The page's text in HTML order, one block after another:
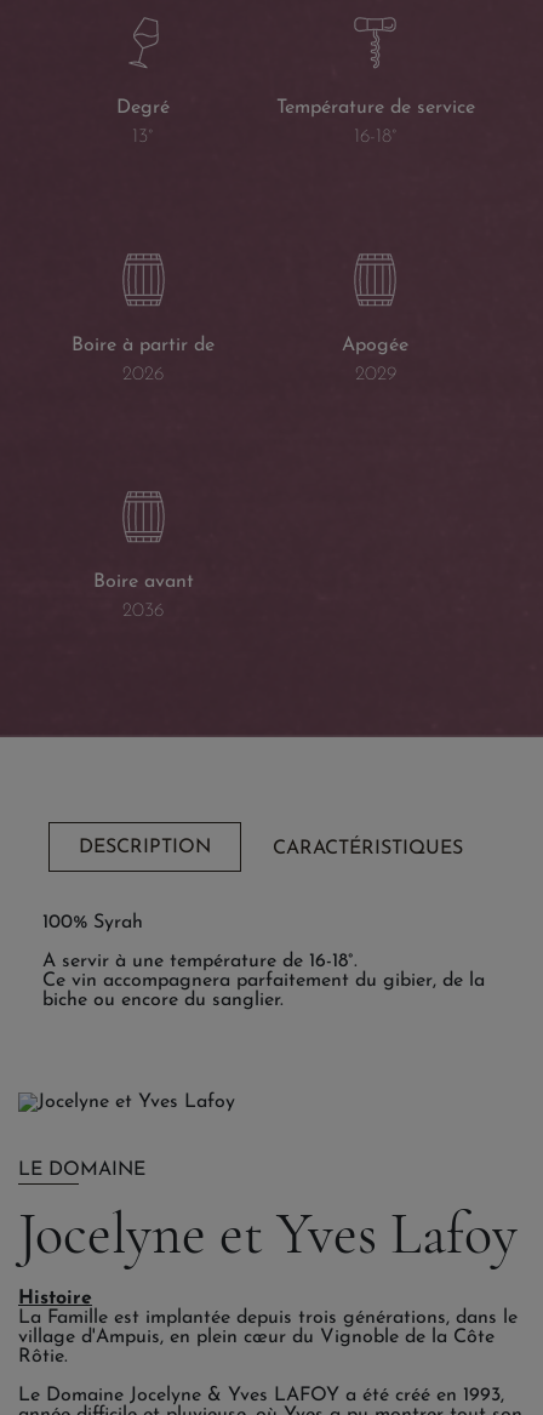
Degré
13°
Température de service
16-18°
Boire à partir de
2026
Apogée
2029
Boire avant
2036
DESCRIPTION CARACTÉRISTIQUES
100% Syrah
A servir à une température de 16-18°.
Ce vin accompagnera parfaitement du gibier, de la
biche ou encore du sanglier.
LE DOMAINE
Jocelyne et Yves Lafoy
Histoire
La Famille est implantée depuis trois générations, dans le
village d'Ampuis, en plein cœur du Vignoble de la Côte
Rôtie.
Le Domaine Jocelyne & Yves LAFOY a été créé en 1993,